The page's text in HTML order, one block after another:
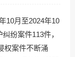
10月至2024年10
纷案件113件，
权案件不断涌